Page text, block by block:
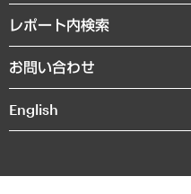
まちづくり・観光・交通・スポーツ
自然資源・農林水産業・食料システム
沿革
組織図・本部部室紹介
インドネシア現地法人
個人情報保護方針
レポート内検索
お問い合わせ
English